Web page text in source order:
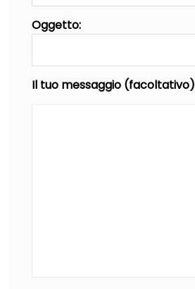
Oggetto:
Il tuo messaggio (facoltativo)